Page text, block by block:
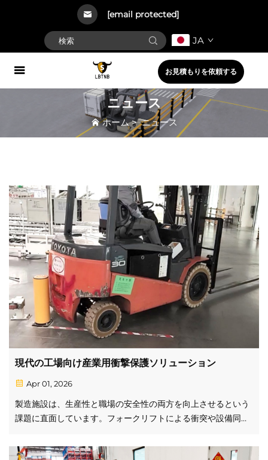
[email protected]
JA
お見積もりを依頼する
ニュース
ホーム>ニュース
現代の工場向け産業用衝撃保護ソリューション
Apr 01, 2026
製造施設は、生産性と職場の安全性の両方を向上させるという
課題に直面しています。フォークリフトによる衝突や設備同士
のコスト 事故はしばしば以下を引き起こします：予期せぬ…